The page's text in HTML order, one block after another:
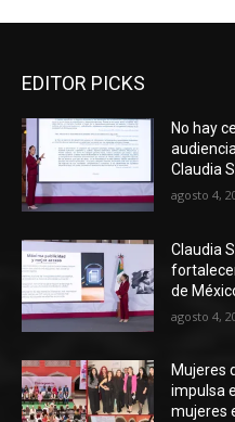
EDITOR PICKS
No hay
Claudia
agosto 4,
Claudia
de
agosto 4,
Mujeres
impulsa
mujeres